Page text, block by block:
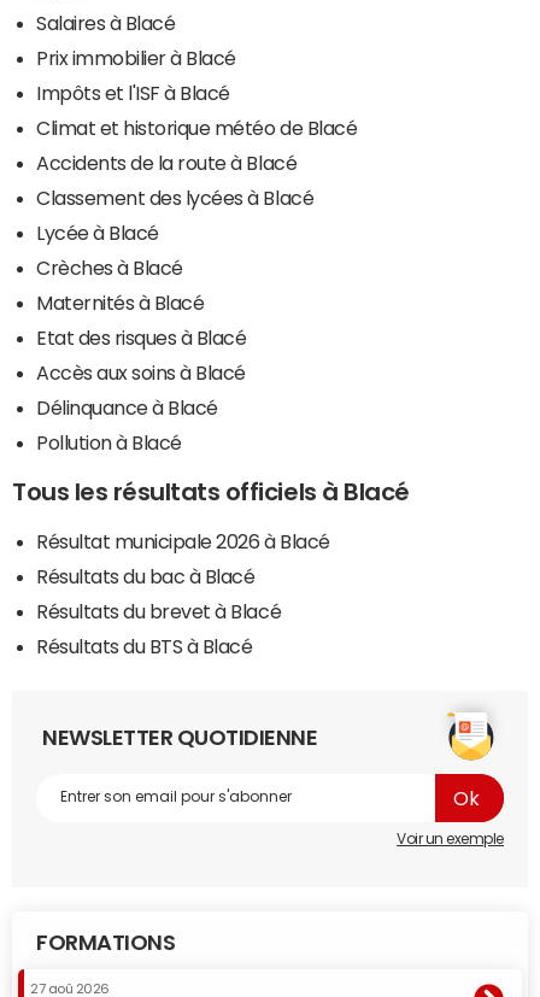
Salaires à Blacé
Prix immobilier à Blacé
Impôts et l'ISF à Blacé
Climat et historique météo de Blacé
Accidents de la route à Blacé
Classement des lycées à Blacé
Lycée à Blacé
Crèches à Blacé
Maternités à Blacé
Etat des risques à Blacé
Accès aux soins à Blacé
Délinquance à Blacé
Pollution à Blacé
Tous les résultats officiels à Blacé
Résultat municipale 2026 à Blacé
Résultats du bac à Blacé
Résultats du brevet à Blacé
Résultats du BTS à Blacé
NEWSLETTER QUOTIDIENNE
Voir un exemple
FORMATIONS
27 aoû 2026